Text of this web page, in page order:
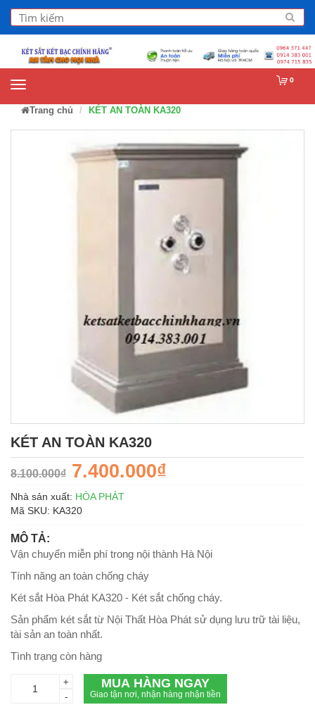
0
Trang chủ KÉT AN TOÀN KA320
KÉT AN TOÀN KA320
8.100.000₫ 7.400.000₫
Nhà sản xuất: HÒA PHÁT
Mã SKU: KA320
MÔ TẢ:
Vận chuyển miễn phí trong nội thành Hà Nội
Tính năng an toàn chống cháy
Két sắt Hòa Phát KA320 - Két sắt chống cháy.
Sản phẩm két sắt từ Nội Thất Hòa Phát sử dụng lưu trữ tài liệu,
tài sản an toàn nhất.
Tình trạng còn hàng
+
-
MUA HÀNG NGAY
Giao tận nơi, nhận hàng nhận tiền